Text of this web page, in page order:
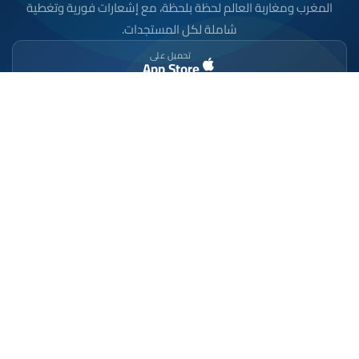
المغرب ومغاربة العالم لحظة بلحظة، مع إشعارات فورية وتغطية
شاملة لكل المستجدات.
تحميل على
App Store